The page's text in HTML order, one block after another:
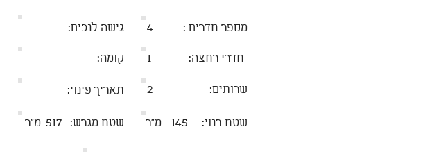
גישה לנכים:
קומה:
תאריך פינוי:
מ״ר 517 שטח מגרש:
4 מספר חדרים :
1 חדרי רחצה:
2 שרותים:
מ״ר 145 שטח בנוי: